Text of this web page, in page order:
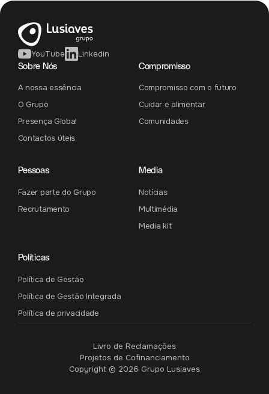
YouTube
Linkedin
Sobre Nós
A nossa essência
O Grupo
Presença Global
Contactos úteis
Compromisso
Compromisso com o futuro
Cuidar e alimentar
Comunidades
Pessoas
Fazer parte do Grupo
Recrutamento
Media
Notícias
Multimédia
Media kit
Políticas
Política de Gestão
Política de Gestão Integrada
Política de privacidade
Livro de Reclamações
Projetos de Cofinanciamento
Copyright © 2026 Grupo Lusiaves